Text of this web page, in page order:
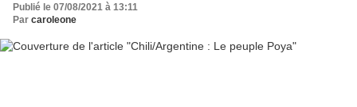
Publié le 07/08/2021 à 13:11
Par caroleone